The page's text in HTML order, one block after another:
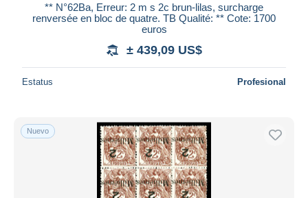
** N°62Ba, Erreur: 2 m s 2c brun-lilas, surcharge
renversée en bloc de quatre. TB Qualité: ** Cote: 1700
euros
± 439,09 US$
Estatus Profesional
Nuevo